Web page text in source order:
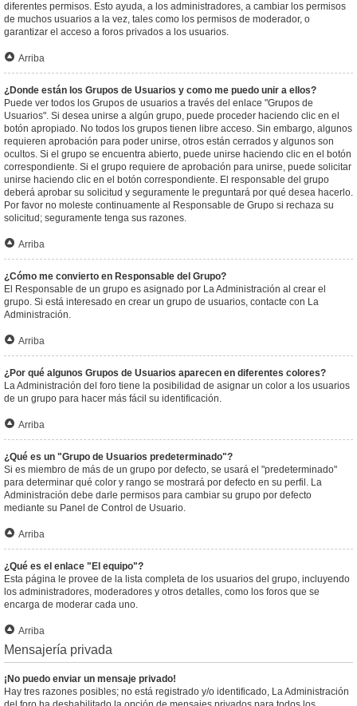
diferentes permisos. Esto ayuda, a los administradores, a cambiar los permisos
de muchos usuarios a la vez, tales como los permisos de moderador, o
garantizar el acceso a foros privados a los usuarios.
Arriba
¿Donde están los Grupos de Usuarios y como me puedo unir a ellos?
Puede ver todos los Grupos de usuarios a través del enlace "Grupos de
Usuarios". Si desea unirse a algún grupo, puede proceder haciendo clic en el
botón apropiado. No todos los grupos tienen libre acceso. Sin embargo, algunos
requieren aprobación para poder unirse, otros están cerrados y algunos son
ocultos. Si el grupo se encuentra abierto, puede unirse haciendo clic en el botón
correspondiente. Si el grupo requiere de aprobación para unirse, puede solicitar
unirse haciendo clic en el botón correspondiente. El responsable del grupo
deberá aprobar su solicitud y seguramente le preguntará por qué desea hacerlo.
Por favor no moleste continuamente al Responsable de Grupo si rechaza su
solicitud; seguramente tenga sus razones.
Arriba
¿Cómo me convierto en Responsable del Grupo?
El Responsable de un grupo es asignado por La Administración al crear el
grupo. Si está interesado en crear un grupo de usuarios, contacte con La
Administración.
Arriba
¿Por qué algunos Grupos de Usuarios aparecen en diferentes colores?
La Administración del foro tiene la posibilidad de asignar un color a los usuarios
de un grupo para hacer más fácil su identificación.
Arriba
¿Qué es un "Grupo de Usuarios predeterminado"?
Si es miembro de más de un grupo por defecto, se usará el "predeterminado"
para determinar qué color y rango se mostrará por defecto en su perfil. La
Administración debe darle permisos para cambiar su grupo por defecto
mediante su Panel de Control de Usuario.
Arriba
¿Qué es el enlace "El equipo"?
Esta página le provee de la lista completa de los usuarios del grupo, incluyendo
los administradores, moderadores y otros detalles, como los foros que se
encarga de moderar cada uno.
Arriba
Mensajería privada
¡No puedo enviar un mensaje privado!
Hay tres razones posibles; no está registrado y/o identificado, La Administración